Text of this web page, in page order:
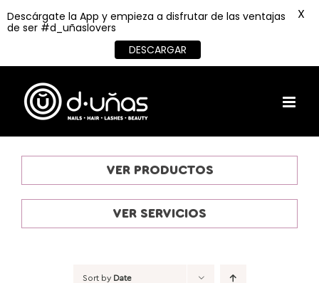
content
VER PRODUCTOS
VER SERVICIOS
Sort by Date
Descárgate la App y empieza a disfrutar de las ventajas
de ser #d_uñaslovers
DESCARGAR
X